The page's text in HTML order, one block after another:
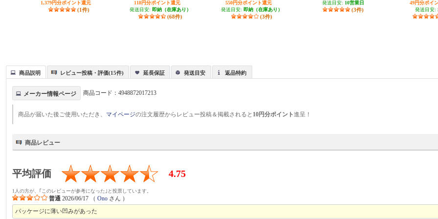
1,379円分ポイント還元
(1件)
118円分ポイント還元
発送目安: 即納（在庫あり）
(68件)
550円分ポイント還元
発送目安: 即納（在庫あり）
(3件)
発送目安: 10営業日
(3件)
49円分ポイ
発送目安:
商品説明 レビュー投稿・評価(15件) 延長保証 発送目安 返品特約
メーカー情報ページ 商品コード：4948872017213
商品が届いた後ご使用いただき、 マイページの注文履歴からレビュー投稿＆掲載されると 10円分ポイント進呈！
商品レビュー
平均評価 4.75
1人の方が、｢このレビューが参考になった｣と投票しています。
普通 2026/06/17 （Ono さん ）
パッケージに薄い凹みがあった